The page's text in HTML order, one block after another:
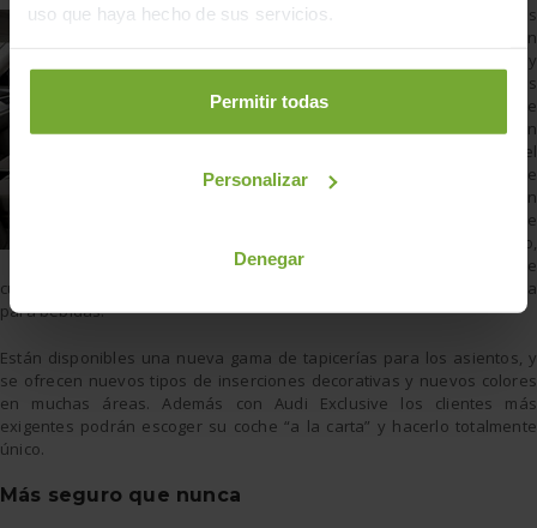
uso que haya hecho de sus servicios.
Permitir todas
Personalizar
Denegar
Los asientos
delanteros incluyen
ventilación y
masaje, pero las
comodidades de
este modelo van
mucho más allá, el
modelo puede
pedirse con
reposapiés de
ajuste motorizado,
climatizador de
cuatro zonas, parasoles eléctricos en las puertas, e incluso con nevera
para bebidas.
Están disponibles una nueva gama de tapicerías para los asientos, y
se ofrecen nuevos tipos de inserciones decorativas y nuevos colores
en muchas áreas. Además con Audi Exclusive los clientes más
exigentes podrán escoger su coche “a la carta” y hacerlo totalmente
único.
Más seguro que nunca